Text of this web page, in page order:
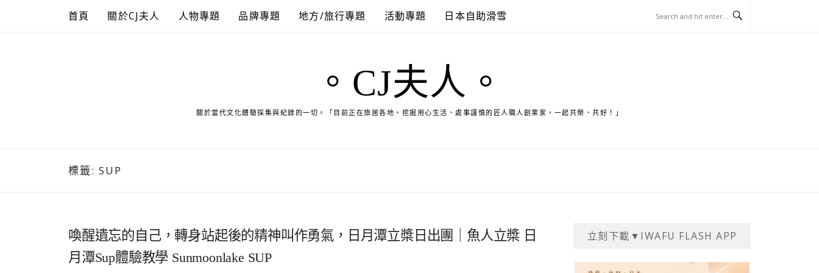
首頁 關於CJ夫人 人物專題 品牌專題 地方/旅行專題 活動專題 日本自助滑雪
。CJ夫人。
關於當代文化體驗採集與紀錄的一切。「目前正在旅居各地，挖掘用心生活、處事謹慎的匠人職人創業家，一起共榮、共好！」
標籤: SUP
喚醒遺忘的自己，轉身站起後的精神叫作勇氣，日月潭立槳日出團｜魚人立槳 日
月潭Sup體驗教學 Sunmoonlake SUP
立刻下載▼IWAFU FLASH APP